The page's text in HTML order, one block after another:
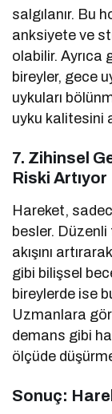
salgılanır. Bu
anksiyete ve
olabilir. Ayrıca
bireyler, gece
uykuları
uyku kalitesini
7. Zihinsel
Riski Artıyor
Hareket,
besler.
akışını
gibi bilişsel
bireylerde ise
Uzmanlara
demans gibi
ölçüde
Sonuç: